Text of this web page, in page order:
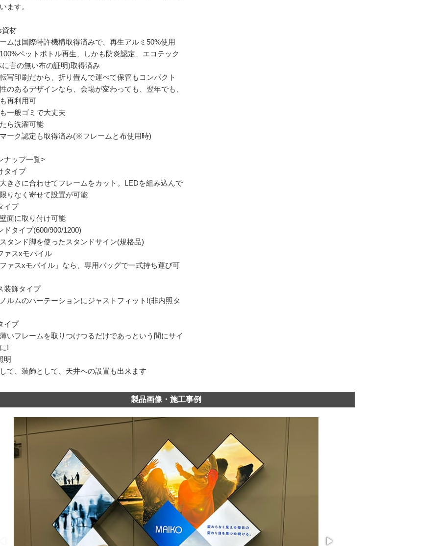
ます。
資材
ムは国際特許機構取得済みで、再生アルミ50%使用
ペットボトル再生、しかも防炎認定、エコテック
に害の無い布の証明)取得済み
写印刷だから、折り畳んで運べて保管もコンパクト
のあるデザインなら、会場が変わっても、翌年でも、
再利用可
一般ゴミで大丈夫
ら洗濯可能
ーク認定も取得済み(※フレームと布使用時)
ナップ一覧>
タイプ
きさに合わせてフレームをカット。LEDを組み込んで
りなく寄せて設置が可能
イプ
面に取り付け可能
ドタイプ(600/900/1200)
タンド脚を使ったスタンドサイン(規格品)
ァスxモバイル
ァスxモバイル」なら、専用バッグで一式持ち運び可
装飾タイプ
ルムのパーテーションにジャストフィット!(非内照タ
イプ
いフレームを取りつけつるだけであっという間にサイ
!
明
て、装飾として、天井への設置も出来ます
製品画像・施工事例